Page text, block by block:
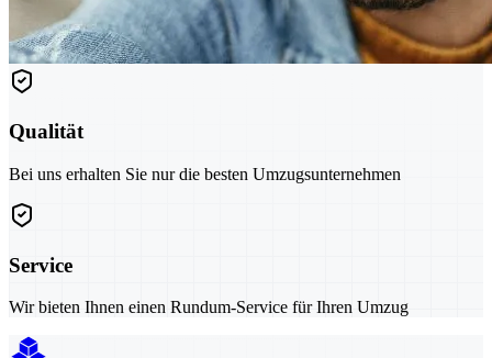
Qualität
Bei uns erhalten Sie nur die besten Umzugsunternehmen
Service
Wir bieten Ihnen einen Rundum-Service für Ihren Umzug